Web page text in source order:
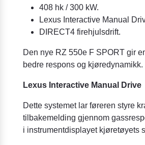
408 hk / 300 kW.
Lexus Interactive Manual
DIRECT4 firehjulsdrift.
Den nye RZ 550e F SPORT gir
bedre respons og
Lexus Interactive Manual Drive
Dette systemet lar føreren styre
tilbakemelding gjennom
i instrumentdisplayet kjøretøyets